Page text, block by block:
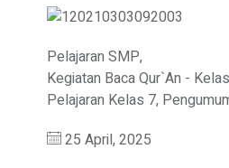
Pelajaran SMP,
Kegiatan Baca Qur`An -
Pelajaran Kelas 7,
25 April, 2025